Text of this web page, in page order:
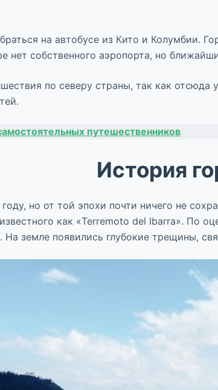
на автобусе из Кито и Колумбии.
собственного аэропорта, но
по северу страны, так как
путешественников
История
но от той эпохи почти ничего не
как «Terremoto del Ibarra». По
земле появились глубокие трещины,